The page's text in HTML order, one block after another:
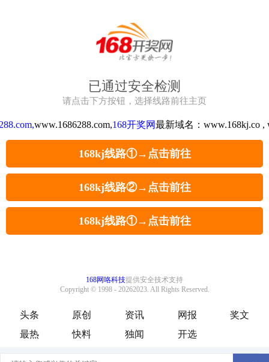
头条 原创 资讯 网报
奖文
最热
快料 独闻 开选